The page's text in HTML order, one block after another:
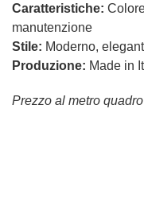
Caratteristiche:
manutenzione
Stile: Moderno,
Produzione: Made in
Prezzo al metro